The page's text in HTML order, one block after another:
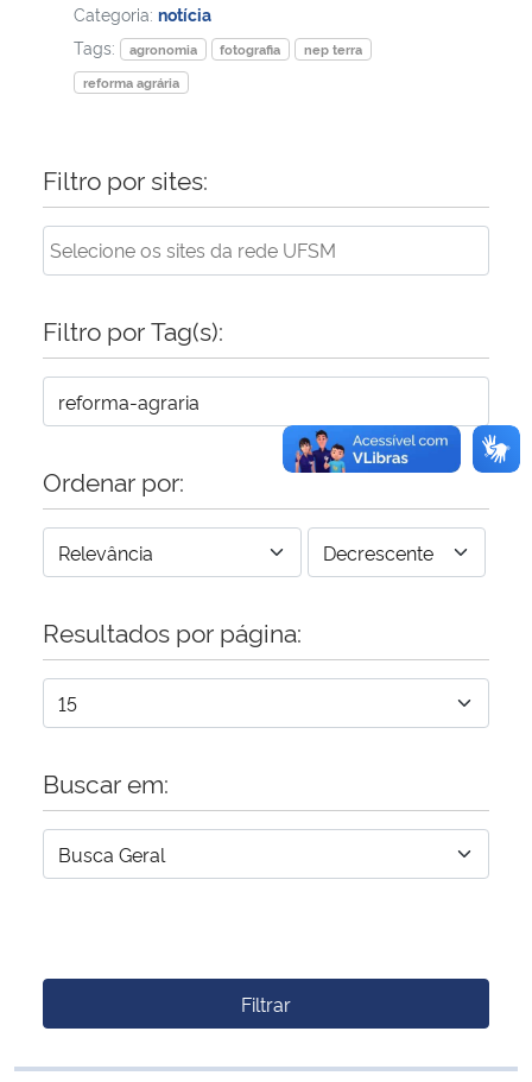
Categoria: notícia
Tags:
agronomia fotografia
nep terra
reforma agrária
Filtro por sites:
Filtro por Tag(s):
Ordenar por:
Resultados por página:
Buscar em:
Filtrar